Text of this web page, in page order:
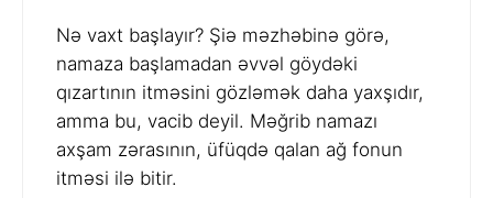
Nə vaxt başlayır? Şiə məzhəbinə görə,
namaza başlamadan əvvəl göydəki
qızartının itməsini gözləmək daha yaxşıdır,
amma bu, vacib deyil. Məğrib namazı
axşam zərasının, üfüqdə qalan ağ fonun
itməsi ilə bitir.